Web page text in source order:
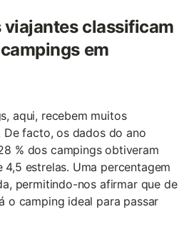
carvalhos locais, ou ainda
azeite através de uma
locais.
vivamente que alugue um
liberdade de explorar
viajantes classificam
em
aqui, recebem muitos
facto, os dados do ano
% dos campings obtiveram
4,5 estrelas. Uma percentagem
permitindo-nos afirmar que de
o camping ideal para passar